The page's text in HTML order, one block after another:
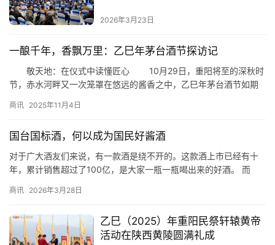
2026年3月23日
一酿千年，香飘万里：乙巳年茅台酒节探访记
敬天地：在仪式中读懂匠心 10月29日，重阳将至的深秋时
节，赤水河畔又一次笼罩在悠远的酱香之中，乙巳年茅台酒节如期
于传承、匠心与时间的对话，是茅台精神最直观的表达——敬天、
现场，带领观众探访酒节盛况：“千年前，西汉才女卓文君与司马…
商讯 2025年11月4日
国台国标酒，何以成为国民好酱酒
对于广大酒友们来说，有一款酒是绕不开的。这款酒上市已经有十
年，累计销售超过了100亿，是大家一瓶一瓶喝出来的好酒。 而
这，就是国台国标酒。 一、年份要真，喝着才放心 在中国年份酒的
在瓶身显著的位置上，清楚标注了酿造的年份，让消费者看得清
楚；其次…
商讯 2026年3月28日
乙巳（2025）年重阳民祭轩辕黄帝
活动在陕西黄陵圆满礼成